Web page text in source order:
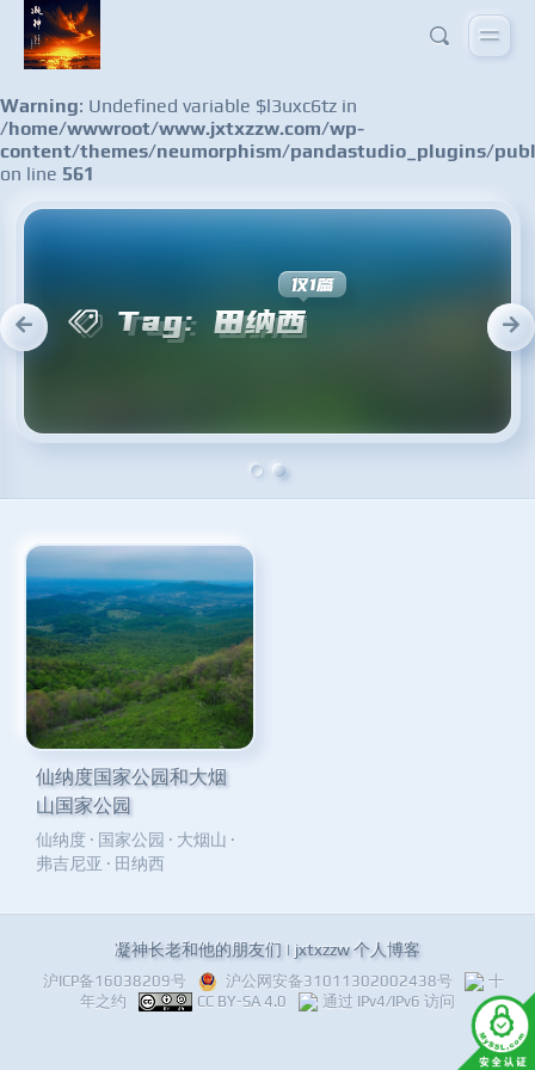
Warning: Undefined variable $l3uxc6tz in
/home/wwwroot/www.jxtxzzw.com/wp-
content/themes/neumorphism/pandastudio_plugins/
on line 561
仙纳度国家公园和大烟
山国家公园
仙纳度 · 国家公园 · 大烟山 ·
弗吉尼亚 · 田纳西
凝神长老和他的朋友们 | jxtxzzw 个人博客
沪ICP备16038209号 沪公网安备31011302002438号
十
年之约
CC BY-SA 4.0 通过 IPv4/IPv6 访问